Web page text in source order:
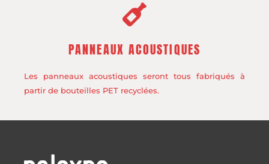
PANNEAUX ACOUSTIQUES
Les panneaux acoustiques seront tous fabriqués à
partir de bouteilles PET recyclées.